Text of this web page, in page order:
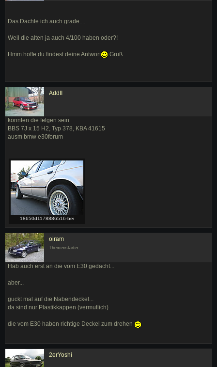
Das Dachte ich auch grade....
Weil die alten ja auch 4/100 haben oder?!
Hmm hoffe du findest deine Antwort Gruß
AddII
könnten die felgen sein
BBS 7J x 15 H2, Typ 378, KBA 41615
ausm bmw e30forum
18650d1178886516-bei
oiram
Themenstarter
Hab auch erst an die vom E30 gedacht...
aber...
guckt mal auf die Nabendeckel...
da sind nur Plastikkappen (vermutlich)
die vom E30 haben richtige Deckel zum drehen
2erYoshi